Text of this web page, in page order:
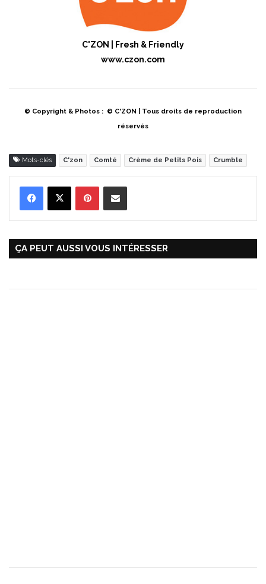
C'ZON | Fresh & Friendly
www.czon.com
© Copyright & Photos : © C'ZON | Tous droits de reproduction
réservés
Mots-clés C'zon Comté Crème de Petits Pois Crumble
ÇA PEUT AUSSI VOUS INTÉRESSER